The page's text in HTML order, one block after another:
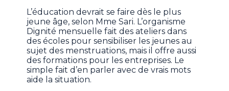
L’éducation devrait se faire dès le plus
jeune âge, selon Mme Sari. L’organisme
Dignité mensuelle fait des ateliers dans
des écoles pour sensibiliser les jeunes au
sujet des menstruations, mais il offre aussi
des formations pour les entreprises. Le
simple fait d’en parler avec de vrais mots
aide la situation.